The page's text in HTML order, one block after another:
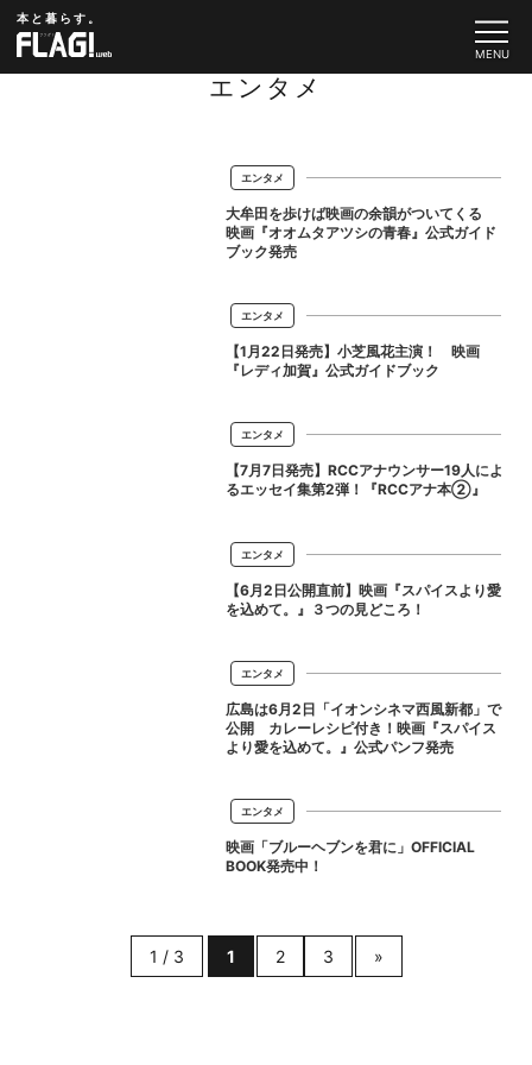
本と暮らす。
エンタメ
エンタメ
大牟田を歩けば映画の余韻がついてくる
映画『オオムタアツシの青春』公式ガイド
ブック発売
エンタメ
【1月22日発売】小芝風花主演！ 映画
『レディ加賀』公式ガイドブック
エンタメ
【7月7日発売】RCCアナウンサー19人によ
るエッセイ集第2弾！『RCCアナ本②』
エンタメ
【6月2日公開直前】映画『スパイスより愛
を込めて。』３つの見どころ！
エンタメ
広島は6月2日「イオンシネマ西風新都」で
公開 カレーレシピ付き！映画『スパイス
より愛を込めて。』公式パンフ発売
エンタメ
映画「ブルーヘブンを君に」OFFICIAL
BOOK発売中！
1 / 3 1 2 3 »